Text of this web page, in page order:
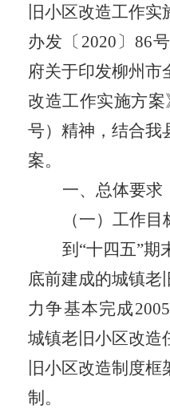
旧小区改造工作实
办发〔 2020 〕86
府关于印发柳州市
改造工作实施方案
号）精神，结合我
案。
一、总体要求
（一）工作目
到 “十四五”期
底前建成的城镇老
力争基本完成2005
城镇老旧小区改造
旧小区改造制度
制。